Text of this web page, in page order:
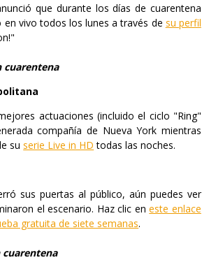
que durante los días de cuarentena
vivo todos los lunes a través de su perfil
cuarentena
actuaciones (incluido el ciclo "Ring"
compañía de Nueva York mientras
suserie Live in HD todas las noches.
sus puertas al público, aún puedes ver
el escenario. Haz clic eneste enlace
gratuita de siete semanas.
cuarentena